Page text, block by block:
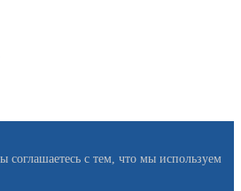
соглашаетесь с тем, что мы используем